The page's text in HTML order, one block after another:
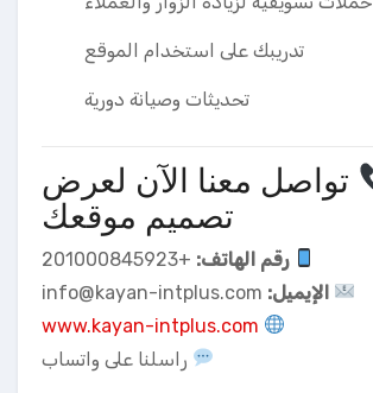
تدريبك على استخدام الموقع
تحديثات وصيانة دورية
تواصل معنا الآن لعرض
تصميم موقعك
رقم الهاتف: +201000845923
الإيميل: info@kayan-intplus.com
www.kayan-intplus.com
راسلنا على واتساب